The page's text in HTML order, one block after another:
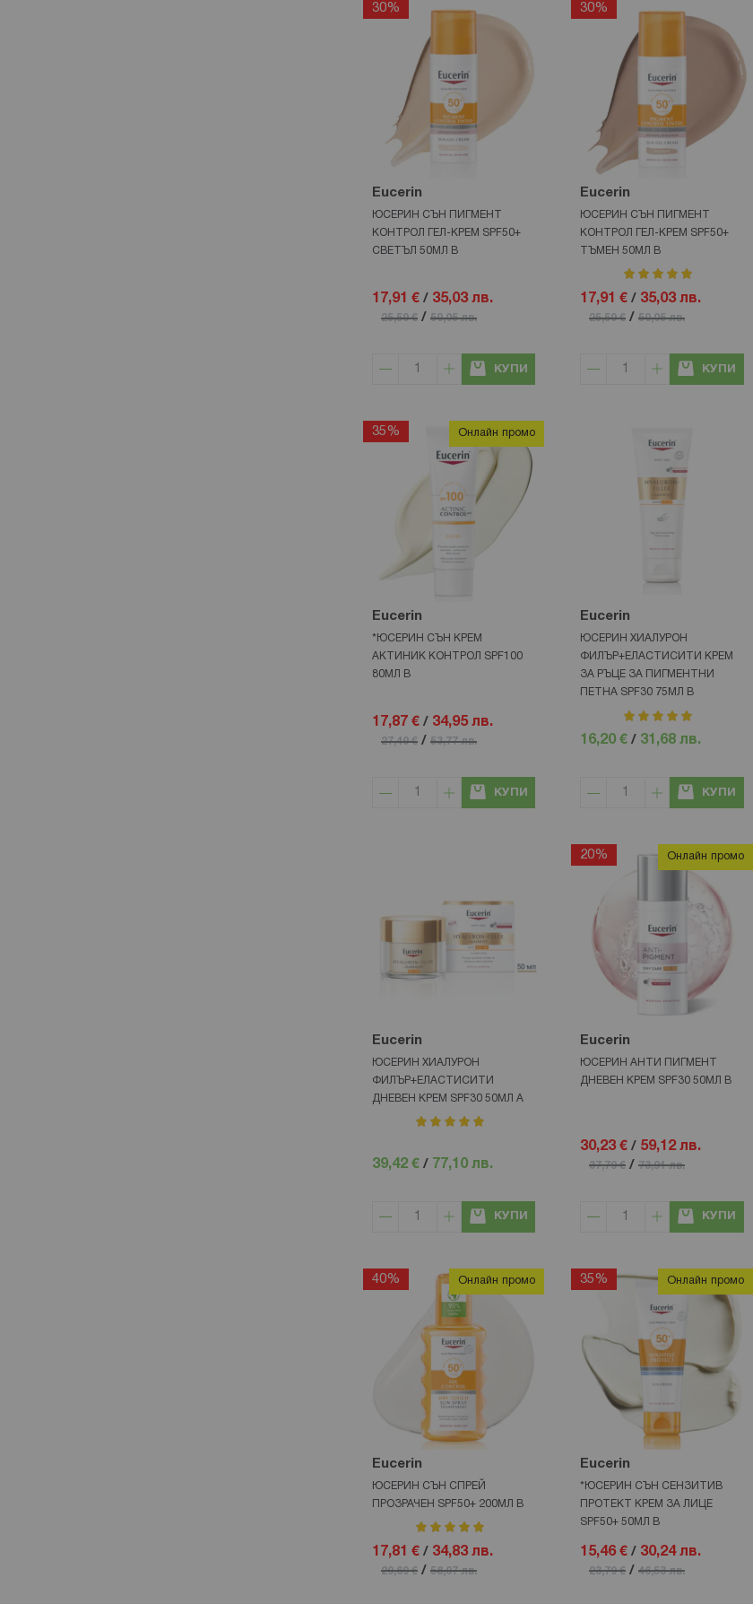
30%
Eucerin
ЮСЕРИН СЪН ПИГМЕНТ
КОНТРОЛ ГЕЛ-КРЕМ SPF50+
СВЕТЪЛ 50МЛ В
17,91 € / 35,03 лв.
25,59 € / 50,05 лв.
КУПИ
30%
Eucerin
ЮСЕРИН СЪН ПИГМЕНТ
КОНТРОЛ ГЕЛ-КРЕМ SPF50+
ТЪМЕН 50МЛ В
рейтинг:
17,91 € / 35,03 лв.
25,59 € /50,05 лв.
КУПИ
35% Онлайн промо
Eucerin
*ЮСЕРИН СЪН КРЕМ
АКТИНИК КОНТРОЛ SPF100
80МЛ В
17,87 € / 34,95 лв.
27,49 € / 53,77 лв.
КУПИ
Eucerin
ЮСЕРИН ХИАЛУРОН
ФИЛЪР+ЕЛАСТИСИТИ КРЕМ
ЗА РЪЦЕ ЗА ПИГМЕНТНИ
ПЕТНА SPF30 75МЛ В
рейтинг:
16,20 € / 31,68 лв.
КУПИ
Eucerin
ЮСЕРИН ХИАЛУРОН
ФИЛЪР+ЕЛАСТИСИТИ
ДНЕВЕН КРЕМ SPF30 50МЛ А
рейтинг:
39,42 € / 77,10 лв.
КУПИ
20% Онлайн промо
Eucerin
ЮСЕРИН АНТИ ПИГМЕНТ
ДНЕВЕН КРЕМ SPF30 50МЛ В
30,23 € / 59,12 лв.
37,79 € /73,91 лв.
КУПИ
40% Онлайн промо
Eucerin
ЮСЕРИН СЪН СПРЕЙ
ПРОЗРАЧЕН SPF50+ 200МЛ В
рейтинг:
17,81 € / 34,83 лв.
29,69 € / 58,07 лв.
35% Онлайн промо
Eucerin
*ЮСЕРИН СЪН СЕНЗИТИВ
ПРОТЕКТ КРЕМ ЗА ЛИЦЕ
SPF50+ 50МЛ В
15,46 € / 30,24 лв.
23,79 € /46,53 лв.